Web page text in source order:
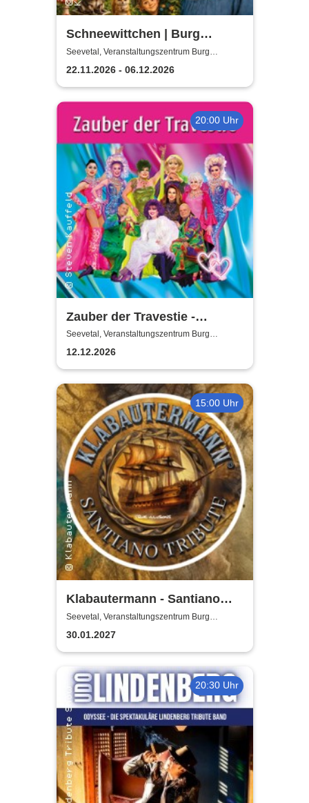
Schneewittchen | Burg
Seevetal
Seevetal, Veranstaltungszentrum Burg
Seevetal
22.11.2026 - 06.12.2026
20:00 Uhr
Zauber der Travestie -
Fräulein Luise und ihr
Ensemble - das Original
Seevetal, Veranstaltungszentrum Burg
Seevetal
12.12.2026
15:00 Uhr
Klabautermann - Santiano
Tribute Show
Seevetal, Veranstaltungszentrum Burg
Seevetal
30.01.2027
20:30 Uhr